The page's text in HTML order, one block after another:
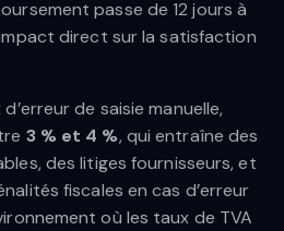
passe de 12 jours à
direct sur la satisfaction
de saisie manuelle,
3 % et 4 %, qui entraîne des
des litiges fournisseurs, et
fiscales en cas d’erreur
où les taux de TVA